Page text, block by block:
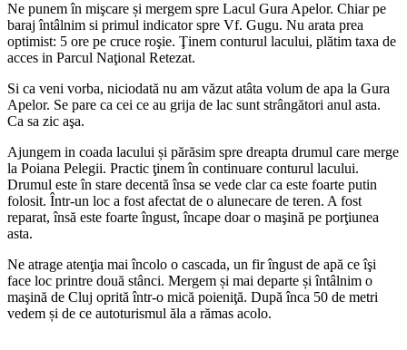
Ne punem în mişcare și mergem spre Lacul Gura Apelor. Chiar pe
baraj întâlnim si primul indicator spre Vf. Gugu. Nu arata prea
optimist: 5 ore pe cruce roşie. Ţinem conturul lacului, plătim taxa de
acces in Parcul Naţional Retezat.
Si ca veni vorba, niciodată nu am văzut atâta volum de apa la Gura
Apelor. Se pare ca cei ce au grija de lac sunt strângători anul asta.
Ca sa zic aşa.
Ajungem in coada lacului și părăsim spre dreapta drumul care merge
la Poiana Pelegii. Practic ţinem în continuare conturul lacului.
Drumul este în stare decentă însa se vede clar ca este foarte putin
folosit. Într-un loc a fost afectat de o alunecare de teren. A fost
reparat, însă este foarte îngust, încape doar o maşină pe porţiunea
asta.
Ne atrage atenţia mai încolo o cascada, un fir îngust de apă ce îşi
face loc printre două stânci. Mergem și mai departe și întâlnim o
maşină de Cluj oprită într-o mică poieniţă. După înca 50 de metri
vedem și de ce autoturismul ăla a rămas acolo.